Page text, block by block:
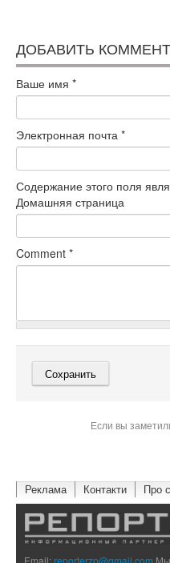
ДОБАВИТЬ
Ваше имя *
Электронная почта *
Содержание этого поля
Домашняя страница
Comment *
Если вы
Реклама Контакти Про
Email:reporterzp@gmail.com